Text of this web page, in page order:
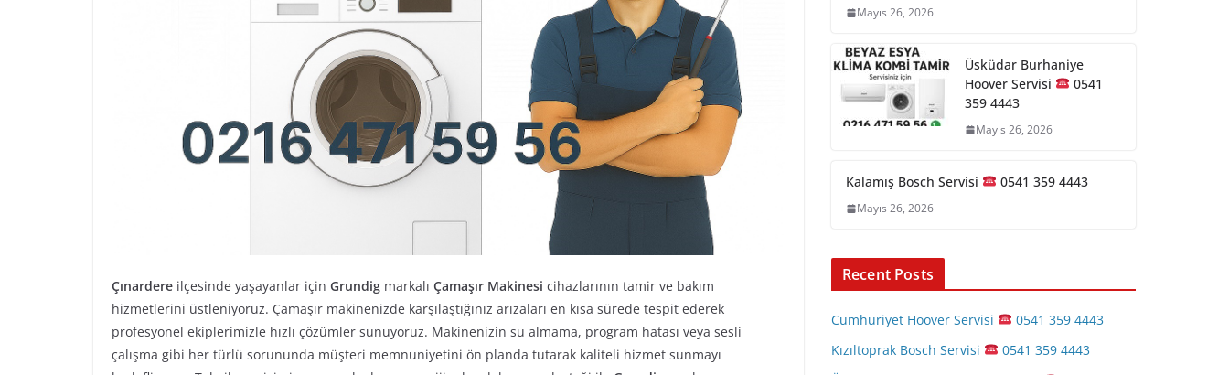
Çınardere ilçesinde yaşayanlar için Grundig markalı Çamaşır Makinesi cihazlarının tamir ve bakım
hizmetlerini üstleniyoruz. Çamaşır makinenizde karşılaştığınız arızaları en kısa sürede tespit ederek
profesyonel ekiplerimizle hızlı çözümler sunuyoruz. Makinenizin su almama, program hatası veya sesli
çalışma gibi her türlü sorununda müşteri memnuniyetini ön planda tutarak kaliteli hizmet sunmayı
Mayıs 26, 2026
Üsküdar Burhaniye
Hoover Servisi
0541
359 4443
Mayıs 26, 2026
Kalamış Bosch Servisi 0541 359 4443
Mayıs 26, 2026
Recent Posts
Cumhuriyet Hoover Servisi
0541 359 4443
Kızıltoprak Bosch Servisi
0541 359 4443